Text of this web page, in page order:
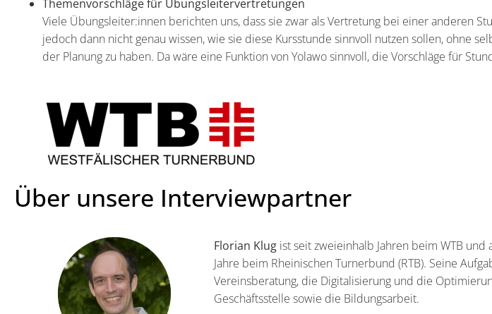
Themenvorschläge für Übungsleitervertretungen
Viele Übungsleiter:innen berichten uns, dass sie zwar als Vertretung bei einer anderen
jedoch dann nicht genau wissen, wie sie diese Kursstunde sinnvoll nutzen sollen, ohne
der Planung zu haben. Da wäre eine Funktion von Yolawo sinnvoll, die Vorschläge für
Über unsere Interviewpartner
Florian Klug ist seit zweieinhalb Jahren beim WTB und
Jahre beim Rheinischen Turnerbund (RTB). Seine
Vereinsberatung, die Digitalisierung und die
Geschäftsstelle sowie die Bildungsarbeit.